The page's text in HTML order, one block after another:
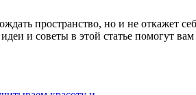
пространство, но и не откажет
и советы в этой статье помогут